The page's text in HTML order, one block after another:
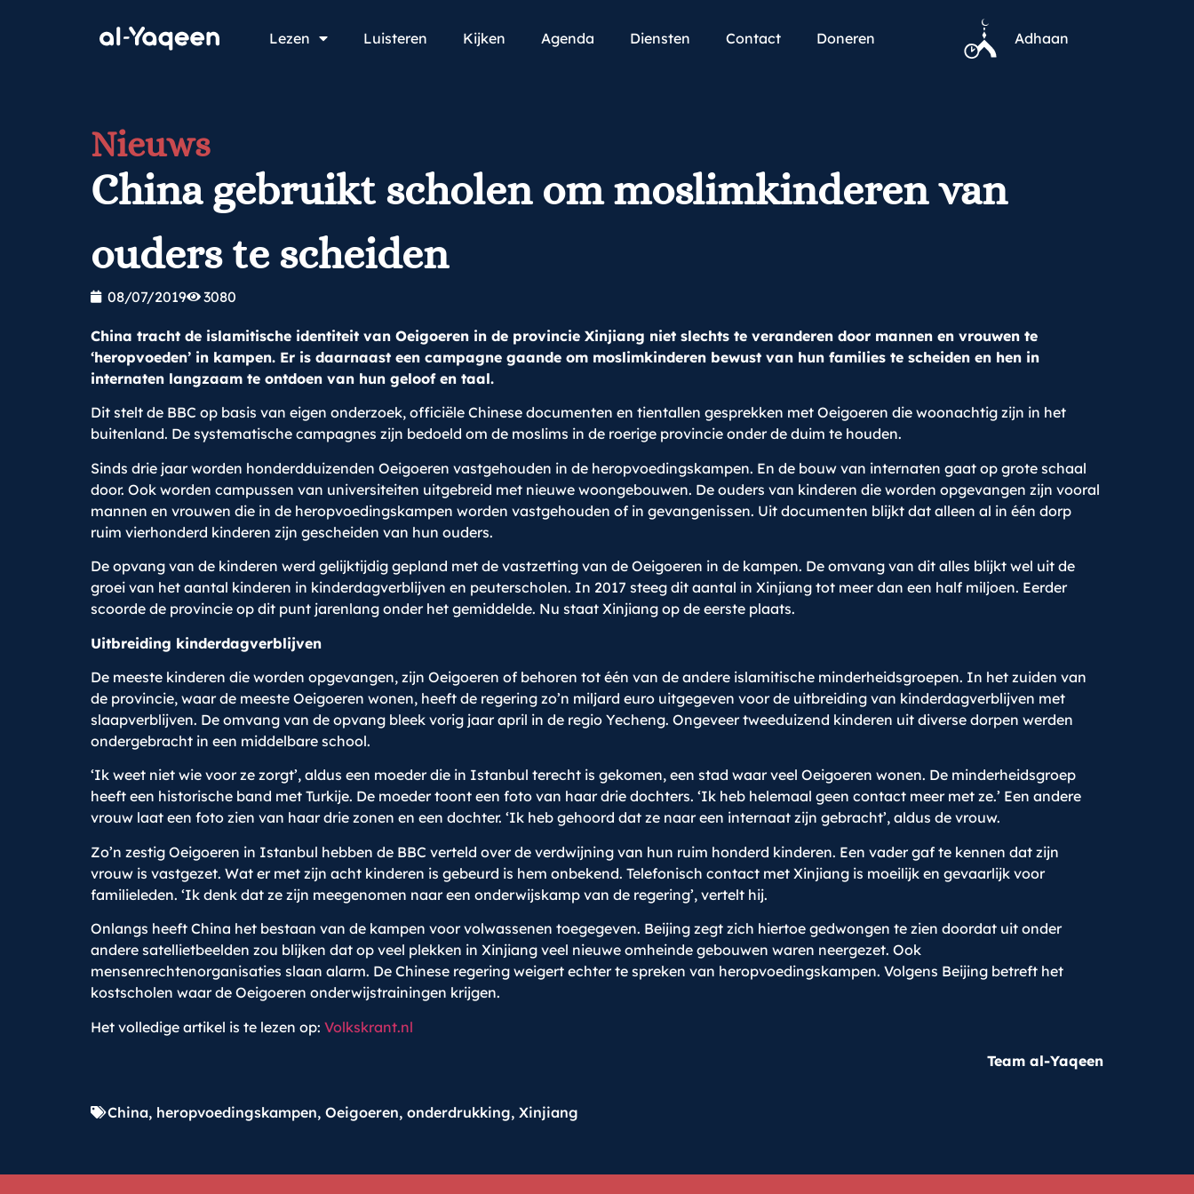
Lezen Luisteren Kijken Agenda Diensten Contact Doneren Adhaan
Nieuws
China gebruikt scholen om moslimkinderen van
ouders te scheiden
08/07/2019 3080
China tracht de islamitische identiteit van Oeigoeren in de provincie Xinjiang niet slechts te veranderen door mannen en vrouwen te
‘heropvoeden’ in kampen. Er is daarnaast een campagne gaande om moslimkinderen bewust van hun families te scheiden en hen in
internaten langzaam te ontdoen van hun geloof en taal.
Dit stelt de BBC op basis van eigen onderzoek, officiële Chinese documenten en tientallen gesprekken met Oeigoeren die woonachtig zijn in het
buitenland. De systematische campagnes zijn bedoeld om de moslims in de roerige provincie onder de duim te houden.
Sinds drie jaar worden honderdduizenden Oeigoeren vastgehouden in de heropvoedingskampen. En de bouw van internaten gaat op grote schaal
door. Ook worden campussen van universiteiten uitgebreid met nieuwe woongebouwen. De ouders van kinderen die worden opgevangen zijn vooral
mannen en vrouwen die in de heropvoedingskampen worden vastgehouden of in gevangenissen. Uit documenten blijkt dat alleen al in één dorp
ruim vierhonderd kinderen zijn gescheiden van hun ouders.
De opvang van de kinderen werd gelijktijdig gepland met de vastzetting van de Oeigoeren in de kampen. De omvang van dit alles blijkt wel uit de
groei van het aantal kinderen in kinderdagverblijven en peuterscholen. In 2017 steeg dit aantal in Xinjiang tot meer dan een half miljoen. Eerder
scoorde de provincie op dit punt jarenlang onder het gemiddelde. Nu staat Xinjiang op de eerste plaats.
Uitbreiding kinderdagverblijven
De meeste kinderen die worden opgevangen, zijn Oeigoeren of behoren tot één van de andere islamitische minderheidsgroepen. In het zuiden van
de provincie, waar de meeste Oeigoeren wonen, heeft de regering zo’n miljard euro uitgegeven voor de uitbreiding van kinderdagverblijven met
slaapverblijven. De omvang van de opvang bleek vorig jaar april in de regio Yecheng. Ongeveer tweeduizend kinderen uit diverse dorpen werden
ondergebracht in een middelbare school.
‘Ik weet niet wie voor ze zorgt’, aldus een moeder die in Istanbul terecht is gekomen, een stad waar veel Oeigoeren wonen. De minderheidsgroep
heeft een historische band met Turkije. De moeder toont een foto van haar drie dochters. ‘Ik heb helemaal geen contact meer met ze.’ Een andere
vrouw laat een foto zien van haar drie zonen en een dochter. ‘Ik heb gehoord dat ze naar een internaat zijn gebracht’, aldus de vrouw.
Zo’n zestig Oeigoeren in Istanbul hebben de BBC verteld over de verdwijning van hun ruim honderd kinderen. Een vader gaf te kennen dat zijn
vrouw is vastgezet. Wat er met zijn acht kinderen is gebeurd is hem onbekend. Telefonisch contact met Xinjiang is moeilijk en gevaarlijk voor
familieleden. ‘Ik denk dat ze zijn meegenomen naar een onderwijskamp van de regering’, vertelt hij.
Onlangs heeft China het bestaan van de kampen voor volwassenen toegegeven. Beijing zegt zich hiertoe gedwongen te zien doordat uit onder
andere satellietbeelden zou blijken dat op veel plekken in Xinjiang veel nieuwe omheinde gebouwen waren neergezet. Ook
mensenrechtenorganisaties slaan alarm. De Chinese regering weigert echter te spreken van heropvoedingskampen. Volgens Beijing betreft het
kostscholen waar de Oeigoeren onderwijstrainingen krijgen.
Het volledige artikel is te lezen op: Volkskrant.nl
Team al-Yaqeen
China, heropvoedingskampen, Oeigoeren, onderdrukking, Xinjiang